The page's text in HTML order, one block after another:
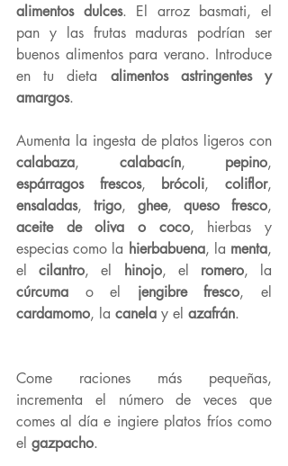
alimentos dulces. El arroz basmati, el
pan y las frutas maduras podrían ser
buenos alimentos para verano. Introduce
en tu dieta alimentos astringentes y
amargos.
calabaza, calabacín, pepino
espárragos frescos, brócoli, coliflor
ensaladas, trigo, ghee, queso fresco
aceite de oliva o coco, hierbas y
especias como la hierbabuena, la menta,
el cilantro, el hinojo, el romero
cúrcuma o el jengibre fresco
cardamomo, la canela y el azafrán.
Come raciones más pequeñas,
incrementa el número de veces que
comes al día e ingiere platos fríos como
el gazpacho.